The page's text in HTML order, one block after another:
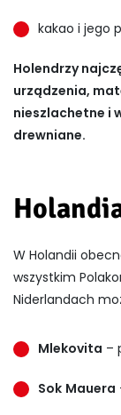
kakao i jego
Holendrzy
urządzenia,
nieszlachetne i
drewniane.
W Holandii
wszystkim
Niderlandach
Mlekovita –
Sok Mauera